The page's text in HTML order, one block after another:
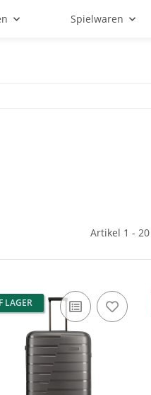
Spielwaren
Artikel 1 -
LAGER